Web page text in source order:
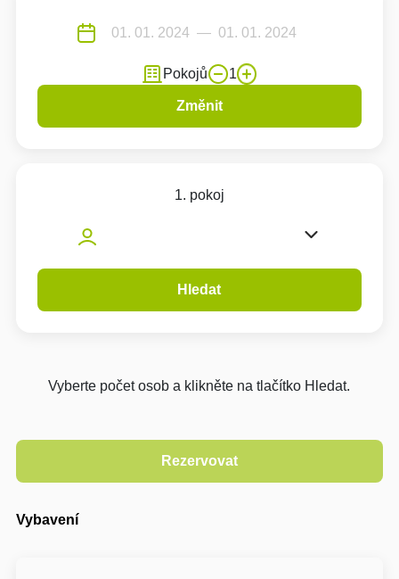
Pokojů 1
Změnit
1. pokoj
Hledat
Vyberte počet osob a klikněte na tlačítko Hledat.
Vybavení